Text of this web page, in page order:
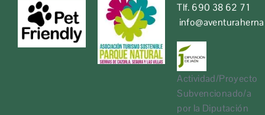
Tlf. 690 38 62 71
Actividad/Proyecto
Subvencionado/a
por la Diputación